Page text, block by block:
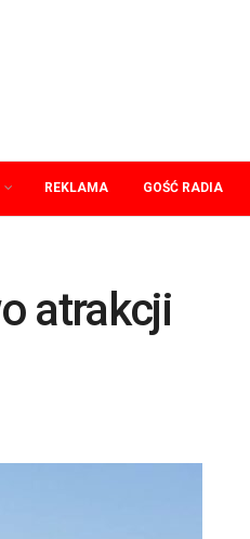
REKLAMA GOŚĆ RADIA
atrakcji